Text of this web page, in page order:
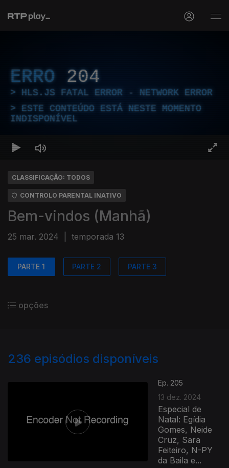
ERRO 204
HLS.JS FATAL ERROR - NETWORK ERROR
ESTE CONTEÚDO ESTÁ NESTE MOMENTO
INDISPONÍVEL
CLASSIFICAÇÃO: TODOS
CONTROLO PARENTAL INATIVO
Bem-vindos (Manhã)
25 mar. 2024 temporada 13
PARTE 1 PARTE 2 PARTE 3
opções
236 episódios disponíveis
Ep. 205
13 dez. 2024
Especial de
Natal: Egídia
Gomes, Neide
Cruz, Sara
Feiteiro, N-PY
da Baila e...